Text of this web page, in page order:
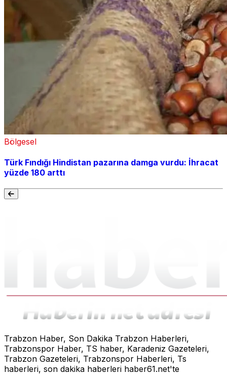
Bölgesel
Türk Fındığı Hindistan pazarına damga vurdu: İhracat
yüzde 180 arttı
Trabzon Haber, Son Dakika Trabzon Haberleri,
Trabzonspor Haber, TS haber, Karadeniz Gazeteleri,
Trabzon Gazeteleri, Trabzonspor Haberleri, Ts
haberleri, son dakika haberleri haber61.net'te